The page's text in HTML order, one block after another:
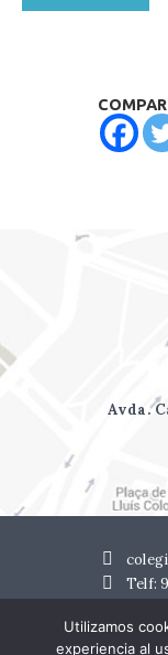
Avda.
Telf:
Utilizamos
experiencia al